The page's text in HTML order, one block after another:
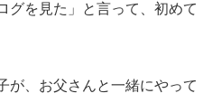
グを見た」と言って、初めて
が、お父さんと一緒にやって